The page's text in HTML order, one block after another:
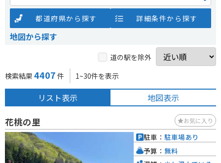
都道府県から探す 詳細条件から探す
地図から探す
道の駅を除外
検索結果 4407 件 1~30件を表示
リスト表示 地図表示
花桃の里 お気に入り
駐車： 駐車場あり
予算： 無料